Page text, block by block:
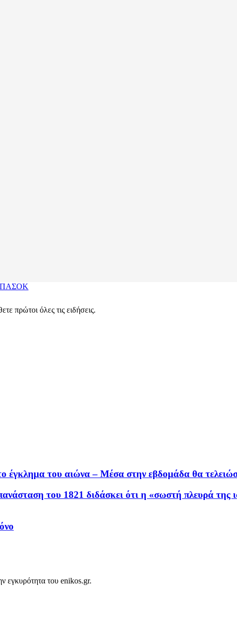
ΠΑΣΟΚ
πρώτοι όλες τις ειδήσεις.
έγκλημα του αιώνα – Μέσα στην εβδομάδα θα
του 1821 διδάσκει ότι η «σωστή πλευρά της
εγκυρότητα του enikos.gr.